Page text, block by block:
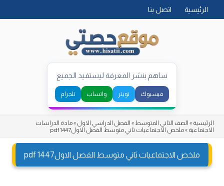
الرئيسية اتصل بنا
ساهم بنشر المعرفة ليستفيد الجميع
فيسبوك تويتر واتساب تلجرام
الرئيسية » الصف الثاني المتوسط » الفصل الدراسي الاول »مادة الدراسات
الاجتماعية »ملخص الاجتماعيات ثاني متوسط الفصل الاولpdf 1447
ملخص الاجتماعيات ثاني متوسط الفصل الاولpdf 1447